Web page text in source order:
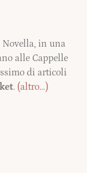
in una
alle Cappelle
di articoli
. (altro…)